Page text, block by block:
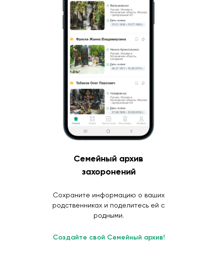
Семейный архив
захоронений
Сохраните информацию о ваших
родственниках и поделитесь ей с
родными.
Создайте свой Семейный архив!